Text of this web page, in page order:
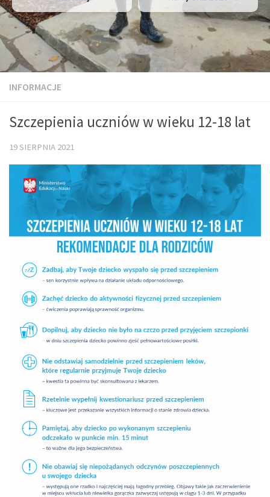
INFORMACJE
Szczepienia uczniów w wieku 12-18 lat
19 SIERPNIA 2021